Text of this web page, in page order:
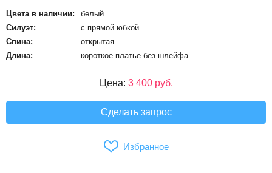
Цвета в наличии:
белый
Силуэт:
с прямой юбкой
Спина:
открытая
Длина:
короткое платье без шлейфа
Цена: 3 400 руб.
Сделать запрос
Избранное